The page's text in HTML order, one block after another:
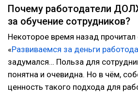
Почему работодатели
за обучение сотрудников?
Некоторое время назад прочитал
«Развиваемся за деньги
задумался… Польза для
понятна и очевидна. Но в чём,
ценность такого подхода для